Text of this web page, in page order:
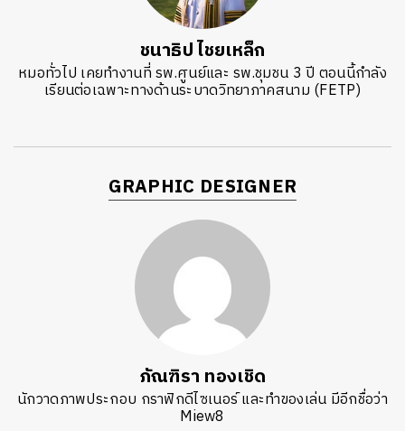
ชนาธิป ไชยเหล็ก
หมอทั่วไป เคยทำงานที่ รพ.ศูนย์และ รพ.ชุมชน 3 ปี ตอนนี้กำลัง
เรียนต่อเฉพาะทางด้านระบาดวิทยาภาคสนาม (FETP)
GRAPHIC DESIGNER
ภัณฑิรา ทองเชิด
นักวาดภาพประกอบ กราฟิกดีไซเนอร์ และทำของเล่น มีอีกชื่อว่า
Miew8